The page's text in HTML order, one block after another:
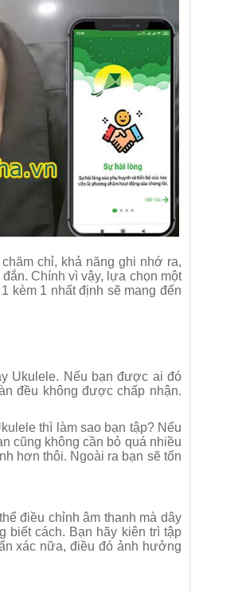
chỉ, khả năng ghi nhớ ra,
Chính vì vậy, lựa chọn một
kèm 1 nhất định sẽ mang đến
Ukulele. Nếu bạn được ai đó
đều không được chấp nhận.
thì làm sao bạn tập? Nếu
cũng không cần bỏ quá nhiều
hơn thôi. Ngoài ra bạn sẽ tốn
điều chỉnh âm thanh mà dây
biết cách. Bạn hãy kiên trì tập
xác nữa, điều đó ảnh hưởng